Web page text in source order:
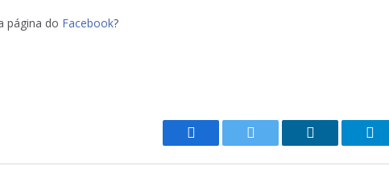
página do Facebook?
Facebook Twitter LinkedIn